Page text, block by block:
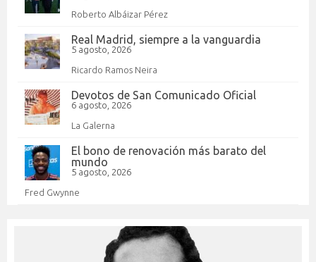
Roberto Albáizar Pérez
Real Madrid, siempre a la vanguardia
5 agosto, 2026
Ricardo Ramos Neira
Devotos de San Comunicado Oficial
6 agosto, 2026
La Galerna
El bono de renovación más barato del
mundo
5 agosto, 2026
Fred Gwynne